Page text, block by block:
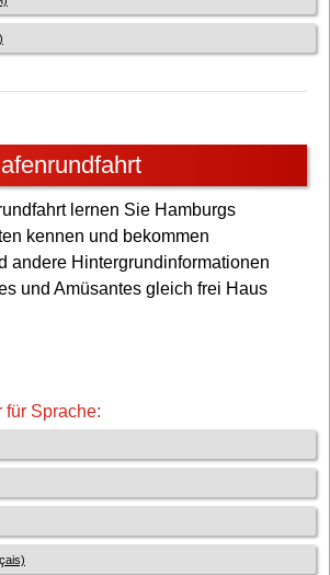
lernen Sie Hamburgs
kennen und bekommen
andere Hintergrundinformationen
und Amüsantes gleich frei Haus
für Sprache: